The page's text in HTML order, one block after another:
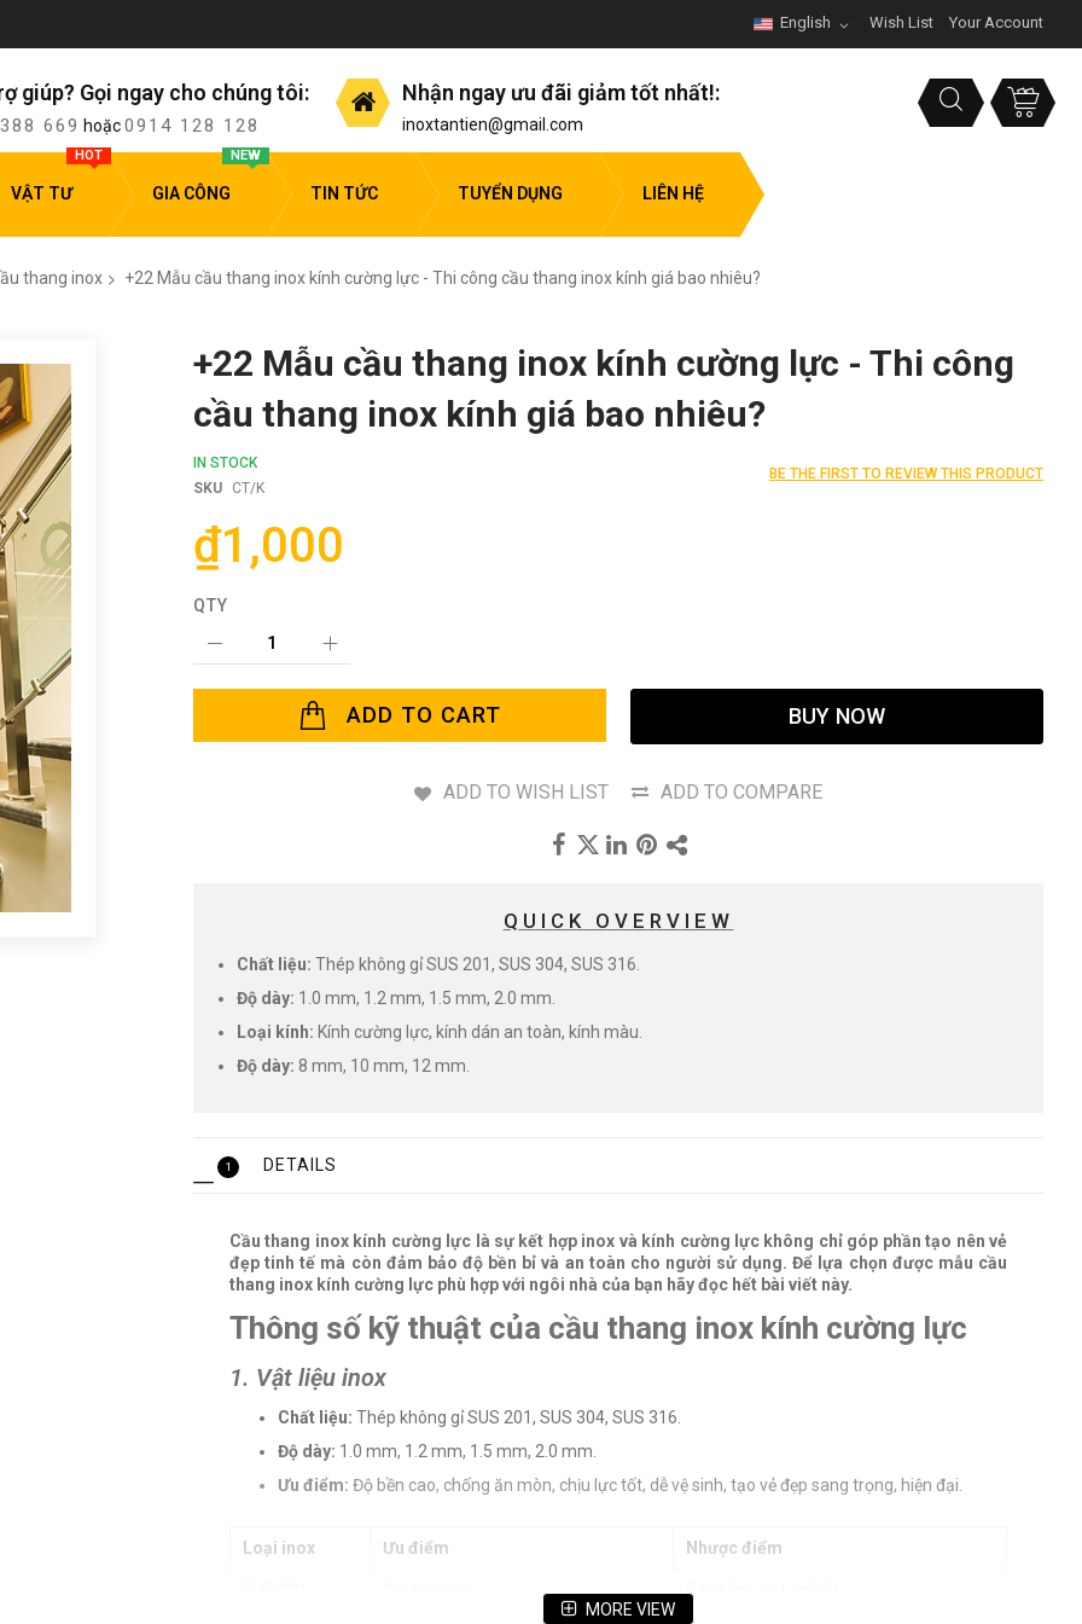
Wish List Your Account
English
giúp? Gọi ngay cho chúng tôi:
669 hoặc0914 128 128
Nhận ngay ưu đãi giảm tốt nhất!:
inoxtantien@gmail.com
VẬT TƯ
HOT
GIA CÔNG
NEW
TIN TỨC TUYỂN DỤNG LIÊN HỆ
thang inox +22 Mẫu cầu thang inox kính cường lực - Thi công cầu thang inox kính giá bao nhiêu?
+22 Mẫu cầu thang inox kính cường lực - Thi công
cầu thang inox kính giá bao nhiêu?
IN STOCK
SKU
CT/K
BE THE FIRST TO REVIEW THIS PRODUCT
₫1,000
QTY
ADD TO CART BUY NOW
ADD TO WISH LIST ADD TO COMPARE
QUICK OVERVIEW
Chất liệu: Thép không gỉ SUS 201, SUS 304, SUS 316.
Độ dày: 1.0 mm, 1.2 mm, 1.5 mm, 2.0 mm.
Loại kính: Kính cường lực, kính dán an toàn, kính màu.
Độ dày: 8 mm, 10 mm, 12 mm.
1 DETAILS
Cầu thang inox kính cường lực là sự kết hợp inox và kính cường lực không chỉ góp phần tạo nên vẻ
đẹp tinh tế mà còn đảm bảo độ bền bỉ và an toàn cho người sử dụng. Để lựa chọn được mẫu cầu
thang inox kính cường lực phù hợp với ngôi nhà của bạn hãy đọc hết bài viết này.
Thông số kỹ thuật của cầu thang inox kính cường lực
1. Vật liệu inox
Chất liệu: Thép không gỉ SUS 201, SUS 304, SUS 316.
Độ dày: 1.0 mm, 1.2 mm, 1.5 mm, 2.0 mm.
Ưu điểm: Độ bền cao, chống ăn mòn, chịu lực tốt, dễ vệ sinh, tạo vẻ đẹp sang trọng, hiện đại.
Loại inox Ưu điểm Nhược điểm
Bền kém, dễ bị gỉ sét
MORE VIEW